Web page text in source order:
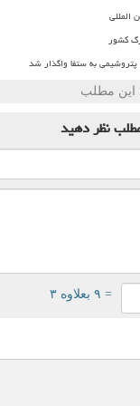
المللی
کشور
به ستفا واگذار شد
نظر دهید
= ۹ بعلاوه ۳